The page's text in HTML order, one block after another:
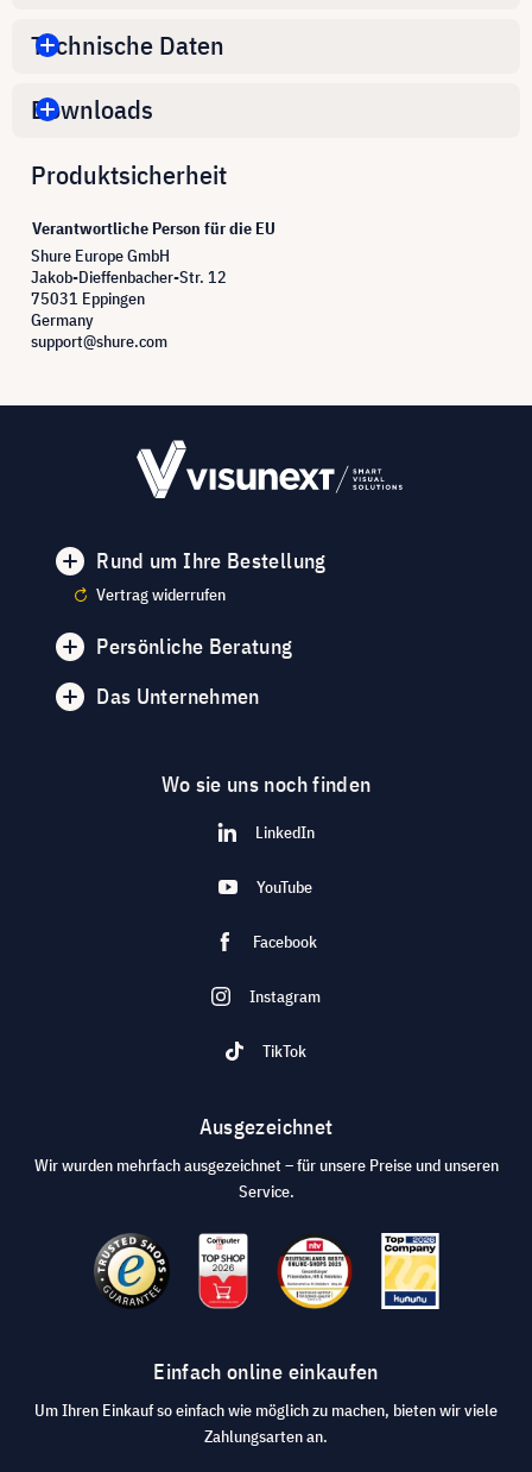
Technische Daten
Downloads
Produktsicherheit
Verantwortliche Person für die EU
Shure Europe GmbH
Jakob-Dieffenbacher-Str. 12
75031 Eppingen
Germany
support@shure.com
Rund um Ihre Bestellung
Vertrag widerrufen
Persönliche Beratung
Das Unternehmen
Wo sie uns noch finden
LinkedIn
YouTube
Facebook
Instagram
TikTok
Ausgezeichnet
Wir wurden mehrfach ausgezeichnet – für unsere Preise und unseren
Service.
Einfach online einkaufen
Um Ihren Einkauf so einfach wie möglich zu machen, bieten wir viele
Zahlungsarten an.